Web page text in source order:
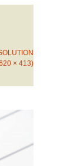
× 413)